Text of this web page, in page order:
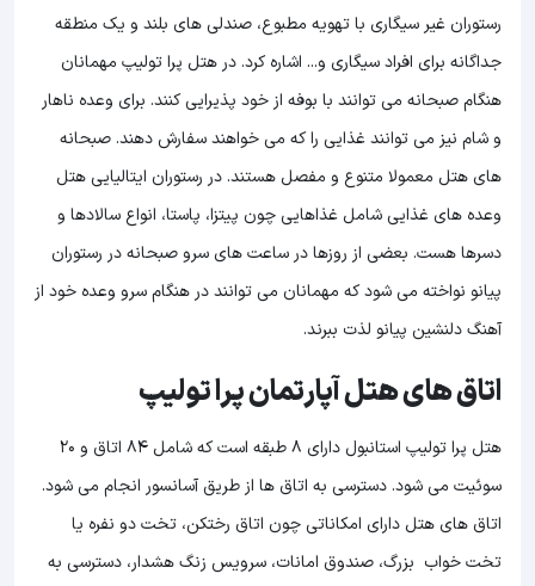
رستوران غیر سیگاری با تهویه مطبوع، صندلی های بلند و یک منطقه
جداگانه برای افراد سیگاری و... اشاره کرد. در هتل پرا تولیپ مهمانان
هنگام صبحانه می توانند با بوفه از خود پذیرایی کنند. برای وعده ناهار
و شام نیز می توانند غذایی را که می خواهند سفارش دهند. صبحانه
های هتل معمولا متنوع و مفصل هستند. در رستوران ایتالیایی هتل
وعده های غذایی شامل غذاهایی چون پیتزا، پاستا، انواع سالادها و
دسرها هست. بعضی از روزها در ساعت های سرو صبحانه در رستوران
پیانو نواخته می شود که مهمانان می توانند در هنگام سرو وعده خود از
آهنگ دلنشین پیانو لذت ببرند.
اتاق های هتل آپارتمان پرا تولیپ
هتل پرا تولیپ استانبول دارای 8 طبقه است که شامل 84 اتاق و 20
سوئیت می شود. دسترسی به اتاق ها از طریق آسانسور انجام می شود.
اتاق های هتل دارای امکاناتی چون اتاق رختکن، تخت دو نفره یا
تخت خواب بزرگ، صندوق امانات، سرویس زنگ هشدار، دسترسی به